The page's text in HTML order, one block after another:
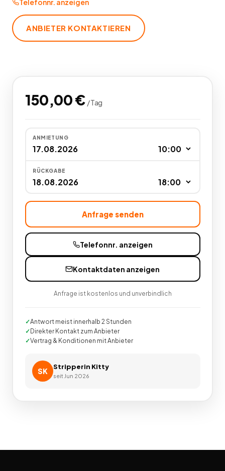
Telefonnr. anzeigen
ANBIETER KONTAKTIEREN
150,00€ /Tag
ANMIETUNG
RÜCKGABE
Anfrage senden
Telefonnr. anzeigen
Kontaktdaten anzeigen
Anfrage ist kostenlos und unverbindlich
Antwort meist innerhalb 2 Stunden
Direkter Kontakt zum Anbieter
Vertrag & Konditionen mit Anbieter
SK
Stripperin Kitty
seit Jun 2026